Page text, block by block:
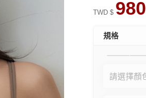
TWD $ 980
規格